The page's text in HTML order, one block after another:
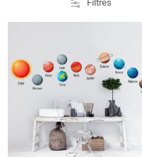
Filtres